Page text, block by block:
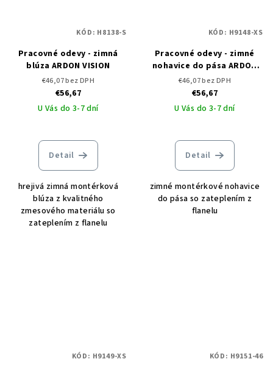
Pracovné odevy - zimná
blúza ARDON VISION
€46,07 bez DPH
€56,67
U Vás do 3-7 dní
Detail
hrejivá zimná montérková
blúza z kvalitného
zmesového materiálu so
zateplením z flanelu
KÓD: H8138-S
Pracovné odevy - zimné
nohavice do pása ARDON
VISION
€46,07 bez DPH
€56,67
U Vás do 3-7 dní
Detail
zimné montérkové nohavice
do pása so zateplením z
flanelu
KÓD: H9148-XS
KÓD: H9149-XS KÓD: H9151-46